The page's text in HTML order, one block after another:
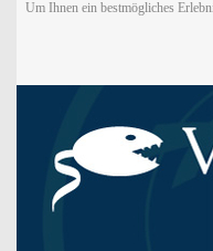
Um Ihnen ein bestmögliches